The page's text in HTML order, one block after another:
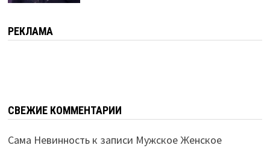
РЕКЛАМА
СВЕЖИЕ КОММЕНТАРИИ
Сама Невинностьк записи Мужское Женское